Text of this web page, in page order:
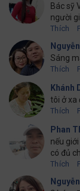
Bác sỹ
người
Thích
Sáng
Thích
Khánh
tôi ở xa
Thích
Phan
nếu
có đủ
Thích